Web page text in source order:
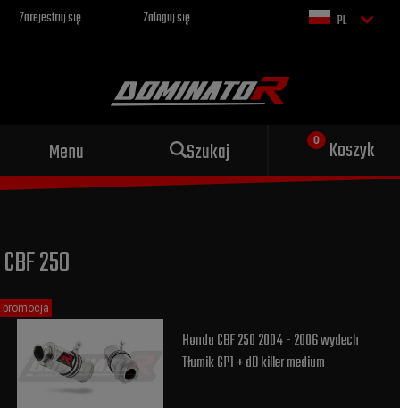
Zarejestruj się Zaloguj się PL
Menu Szukaj Koszyk
Sportowy wydech dla Twojego
CBF 250
Honda CBF 250 2004 - 2006 wydech
Tłumik GP1 + dB killer medium
promocja